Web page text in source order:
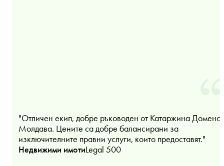
"Отличен екип, добре ръководен от Катаржина
Молдава. Цените са добре балансирани за
изключителните правни услуги, които предоставят."
Недвижими имотиLegal 500